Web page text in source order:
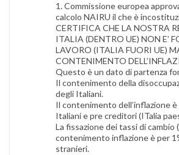
1. Commissione europea
calcolo NAIRU il che è
CERTIFICA CHE LA NOSTRA
ITALIA (DENTRO UE) NON E’
LAVORO (ITALIA FUORI UE)
CONTENIMENTO
Questo è un dato di partenza
Il contenimento della
degli Italiani.
Il contenimento dell’inflazione
Italiani e pre creditori (ITalia
La fissazione dei tassi di cambio
contenimento inflazione è per
stranieri.